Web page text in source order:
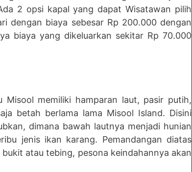
2 opsi kapal yang dapat Wisatawan pilih
dengan biaya sebesar Rp 200.000 dengan
biaya yang dikeluarkan sekitar Rp 70.000
Misool memiliki hamparan laut, pasir putih,
betah berlama lama Misool Island. Disini
dimana bawah lautnya menjadi hunian
jenis ikan karang. Pemandangan diatas
atau tebing, pesona keindahannya akan